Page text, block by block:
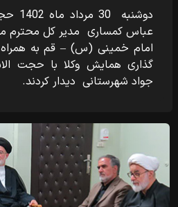
عباس کمساری مدیر کل محترم
امام خمینی (س) – قم به
گذاری همایش وکلا با حجت
جواد شهرستانی دیدار کردند.